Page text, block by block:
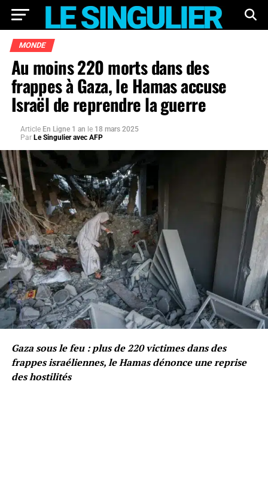
MONDE
Au moins 220 morts dans des
frappes à Gaza, le Hamas accuse
Israël de reprendre la guerre
Article En Ligne 1 an le 18 mars 2025
Par Le Singulier avec AFP
Gaza sous le feu : plus de 220 victimes dans des
frappes israéliennes, le Hamas dénonce une reprise
des hostilités